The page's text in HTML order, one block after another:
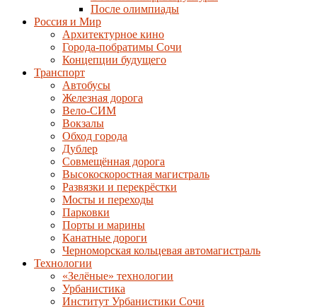
После олимпиады
Россия и Мир
Архитектурное кино
Города-побратимы Сочи
Концепции будущего
Транспорт
Автобусы
Железная дорога
Вело-СИМ
Вокзалы
Обход города
Дублер
Совмещённая дорога
Высокоскоростная магистраль
Развязки и перекрёстки
Мосты и переходы
Парковки
Порты и марины
Канатные дороги
Черноморская кольцевая автомагистраль
Технологии
«Зелёные» технологии
Урбанистика
Институт Урбанистики Сочи